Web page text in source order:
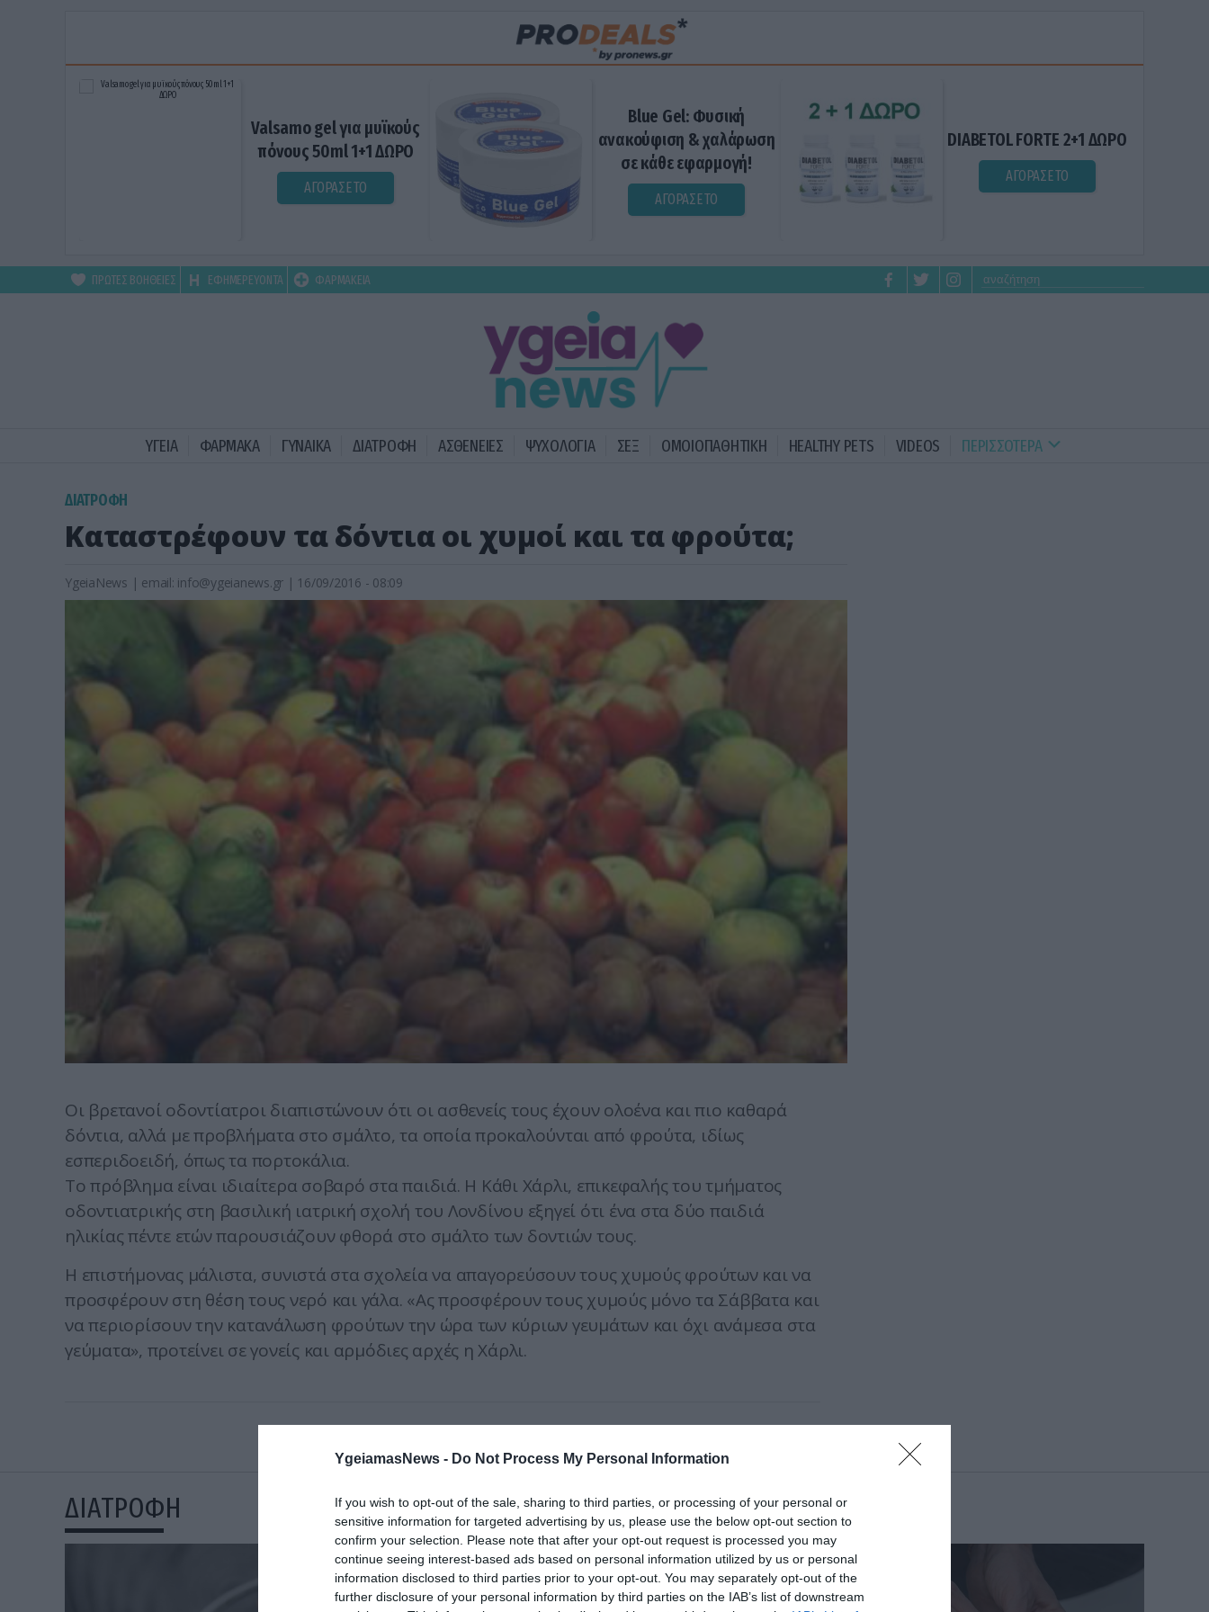
YgeiamasNews - Do Not Process My Personal Information
If you wish to opt-out of the sale, sharing to third parties, or processing of your personal or
sensitive information for targeted advertising by us, please use the below opt-out section to
confirm your selection. Please note that after your opt-out request is processed you may
continue seeing interest-based ads based on personal information utilized by us or personal
information disclosed to third parties prior to your opt-out. You may separately opt-out of the
further disclosure of your personal information by third parties on the IAB’s list of downstream
Valsamo gel για μυϊκούς
πόνους 50ml 1+1 ΔΩΡΟ
ΑΓΟΡΑΣΕ ΤΟ
Blue Gel: Φυσική
ανακούφιση & χαλάρωση
σε κάθε εφαρμογή!
ΑΓΟΡΑΣΕ ΤΟ
DIABETOL FORTE 2+1 ΔΩΡΟ
ΑΓΟΡΑΣΕ ΤΟ
ΠΡΩΤΕΣ ΒΟΗΘΕΙΕΣ ΕΦΗΜΕΡΕΥΟΝΤΑ ΦΑΡΜΑΚΕΙΑ
ΥΓΕΙΑ ΦΑΡΜΑΚΑ ΓΥΝΑΙΚΑ ΔΙΑΤΡΟΦΗ ΑΣΘΕΝΕΙΕΣ ΨΥΧΟΛΟΓΙΑ ΣΕΞ ΟΜΟΙΟΠΑΘΗΤΙΚΗ HEALTHY PETS VIDEOS ΠΕΡΙΣΣΟΤΕΡΑ
ΔΙΑΤΡΟΦΗ
Καταστρέφουν τα δόντια οι χυμοί και τα φρούτα;
YgeiaNews | email: info@ygeianews.gr | 16/09/2016 - 08:09
Οι βρετανοί οδοντίατροι διαπιστώνουν ότι οι ασθενείς τους έχουν ολοένα και πιο καθαρά
δόντια, αλλά με προβλήματα στο σμάλτο, τα οποία προκαλούνται από φρούτα, ιδίως
εσπεριδοειδή, όπως τα πορτοκάλια.
Το πρόβλημα είναι ιδιαίτερα σοβαρό στα παιδιά. Η Κάθι Χάρλι, επικεφαλής του τμήματος
οδοντιατρικής στη βασιλική ιατρική σχολή του Λονδίνου εξηγεί ότι ένα στα δύο παιδιά
ηλικίας πέντε ετών παρουσιάζουν φθορά στο σμάλτο των δοντιών τους.
Η επιστήμονας μάλιστα, συνιστά στα σχολεία να απαγορεύσουν τους χυμούς φρούτων και να
προσφέρουν στη θέση τους νερό και γάλα. «Ας προσφέρουν τους χυμούς μόνο τα Σάββατα και
να περιορίσουν την κατανάλωση φρούτων την ώρα των κύριων γευμάτων και όχι ανάμεσα στα
γεύματα», προτείνει σε γονείς και αρμόδιες αρχές η Χάρλι.
ΔΙΑΤΡΟΦΗ